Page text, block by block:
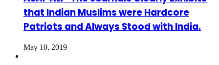
that Indian Muslims were Hardcore
Patriots and Always Stood with India.
May 10, 2019